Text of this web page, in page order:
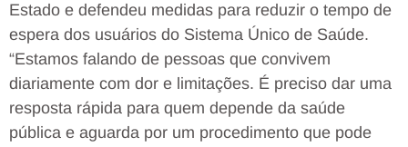
Estado e defendeu medidas para reduzir o tempo de
espera dos usuários do Sistema Único de Saúde.
“Estamos falando de pessoas que convivem
diariamente com dor e limitações. É preciso dar uma
resposta rápida para quem depende da saúde
pública e aguarda por um procedimento que pode